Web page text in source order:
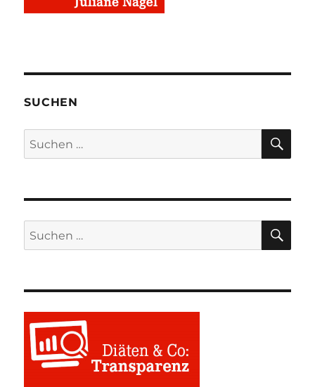
SUCHEN
Suchen
nach:
Suchen
nach: